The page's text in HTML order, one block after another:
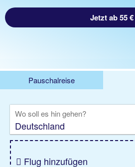
Jetzt ab 55 €
Pauschalreise
Kreuzfahrten
Rundreisen
Privattransfer
Zusatzleistungen
Wo soll es hin gehen?
Flug hinzufügen